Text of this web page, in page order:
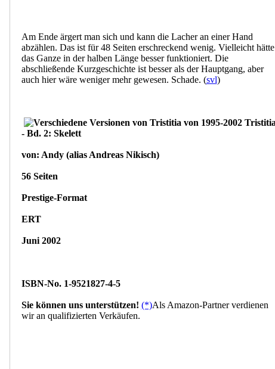
Am Ende ärgert man sich und kann die Lacher an einer Hand
abzählen. Das ist für 48 Seiten erschreckend wenig. Vielleicht hätte
das Ganze in der halben Länge besser funktioniert. Die
abschließende Kurzgeschichte ist besser als der Hauptgang, aber
auch hier wäre weniger mehr gewesen. Schade. (svl)
- Bd. 2: Skelett
von: Andy (alias Andreas Nikisch)
56 Seiten
Prestige-Format
ERT
Juni 2002
ISBN-No. 1-9521827-4-5
Sie können uns unterstützen! (*)Als Amazon-Partner verdienen
wir an qualifizierten Verkäufen.